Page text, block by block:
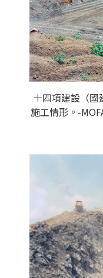
十四項建設（
施工情形。-